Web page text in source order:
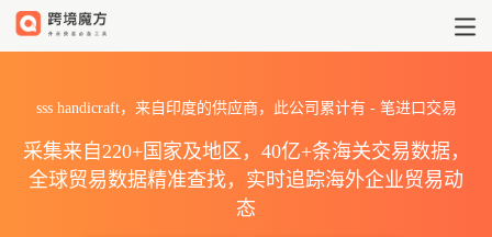
sss handicraft，来自印度的供应商，此公司累计有 -笔进口交易
采集来自220+国家及地区，40亿+条海关交易数据，
全球贸易数据精准查找，实时追踪海外企业贸易动
态